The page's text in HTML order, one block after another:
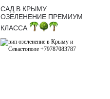
САД В КРЫМУ.
ОЗЕЛЕНЕНИЕ ПРЕМИУМ
КЛАССА